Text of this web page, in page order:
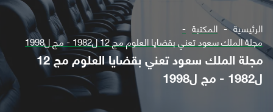
الرئيسية المكتبة
مجلة الملك سعود تعني بقضايا العلوم مج 12 ل1982 - مج ل1998
مجلة الملك سعود تعني بقضايا العلوم مج 12
ل1982 - مج ل1998